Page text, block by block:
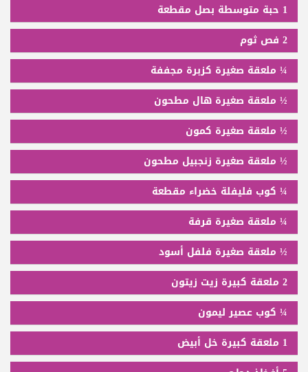
1 حبة متوسطة بصل مقطعة
2 فص ثوم
¼ ملعقة صغيرة كزبرة مجففة
½ ملعقة صغيرة هال مطحون
½ ملعقة صغيرة كمون
½ ملعقة صغيرة زنجبيل مطحون
¼ كوب فليفلة خضراء مقطعة
¼ ملعقة صغيرة قرفة
½ ملعقة صغيرة فلفل أسود
2 ملعقة كبيرة زيت زيتون
¼ كوب عصير ليمون
1 ملعقة كبيرة خل أبيض